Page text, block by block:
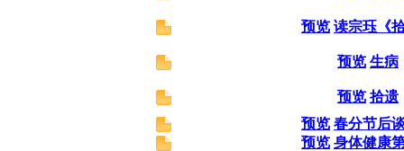
预览 读宗珏《
预览 生病
预览 拾遗
预览 春分节后
预览 身体健康